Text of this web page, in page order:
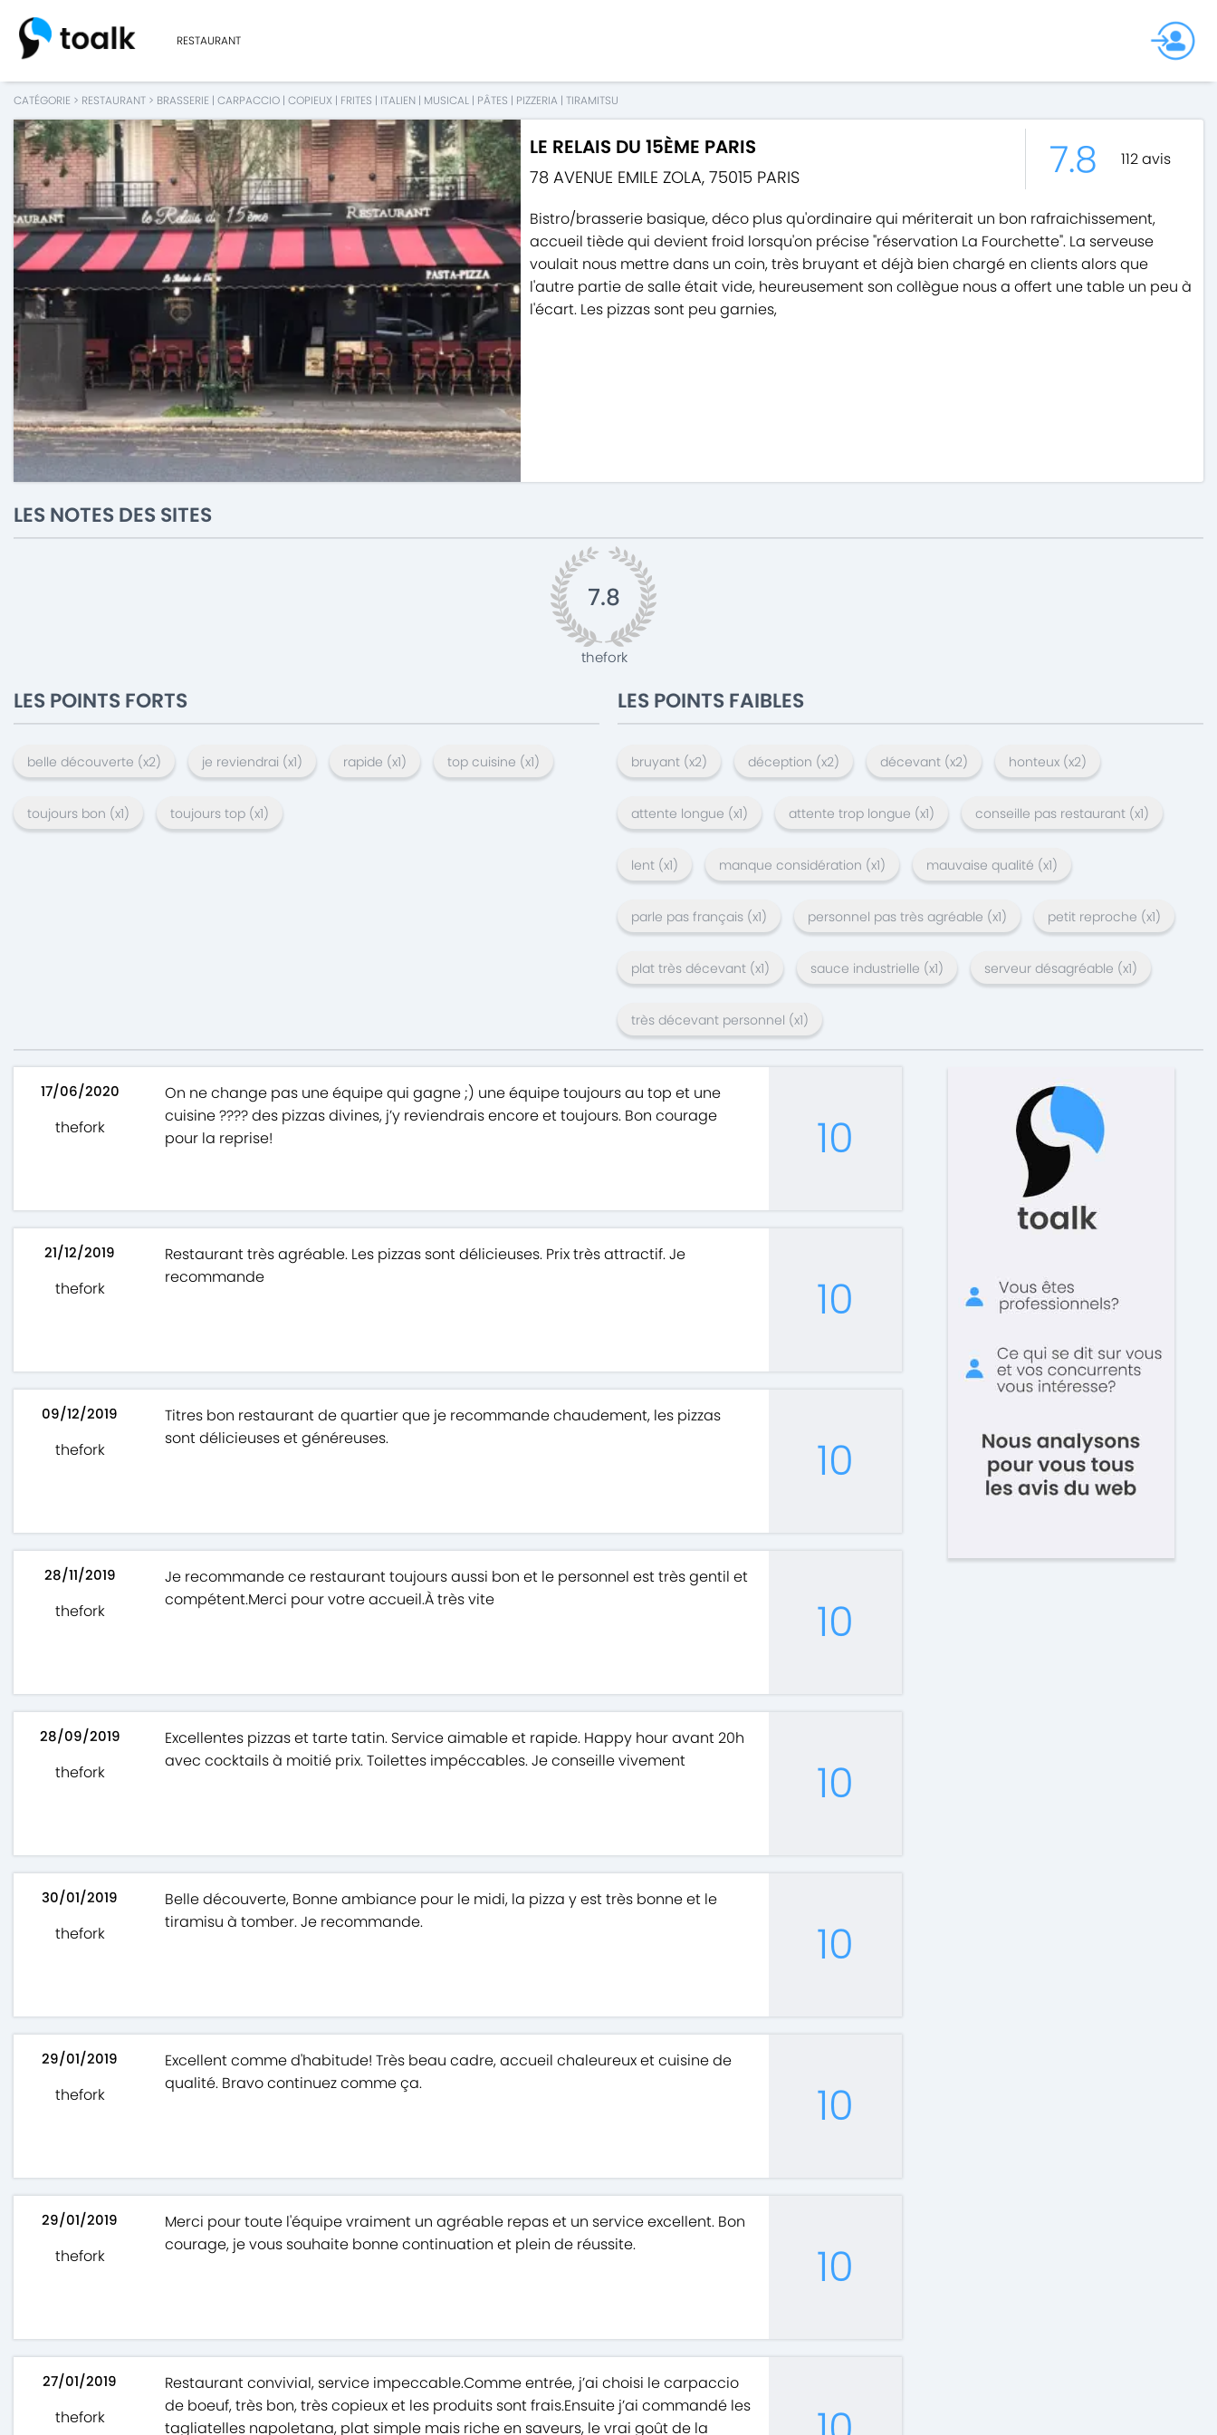
RESTAURANT
CATÉGORIE > RESTAURANT > BRASSERIE | CARPACCIO | COPIEUX | FRITES | ITALIEN | MUSICAL | PÂTES | PIZZERIA | TIRAMITSU
LE RELAIS DU 15ÈME PARIS
78 AVENUE EMILE ZOLA, 75015 PARIS 7.8 112avis
Bistro/brasserie basique, déco plus qu'ordinaire qui mériterait un bon rafraichissement,
accueil tiède qui devient froid lorsqu'on précise "réservation La Fourchette". La serveuse
voulait nous mettre dans un coin, très bruyant et déjà bien chargé en clients alors que
l'autre partie de salle était vide, heureusement son collègue nous a offert une table un peu à
l'écart. Les pizzas sont peu garnies,
LES NOTES DES SITES
7.8
thefork
LES POINTS FORTS
belle découverte (x2) je reviendrai (x1) rapide (x1) top cuisine (x1)
toujours bon (x1) toujours top (x1)
LES POINTS FAIBLES
bruyant (x2) déception (x2) décevant (x2) honteux (x2)
attente longue (x1) attente trop longue (x1) conseille pas restaurant (x1)
lent (x1) manque considération (x1) mauvaise qualité (x1)
parle pas français (x1) personnel pas très agréable (x1) petit reproche (x1)
plat très décevant (x1) sauce industrielle (x1) serveur désagréable (x1)
très décevant personnel (x1)
17/06/2020
thefork
On ne change pas une équipe qui gagne ;) une équipe toujours au top et une
cuisine ???? des pizzas divines, j’y reviendrais encore et toujours. Bon courage
pour la reprise!
10
21/12/2019
thefork
Restaurant très agréable. Les pizzas sont délicieuses. Prix très attractif. Je
recommande
10
09/12/2019
thefork
Titres bon restaurant de quartier que je recommande chaudement, les pizzas
sont délicieuses et généreuses.
10
28/11/2019
thefork
Je recommande ce restaurant toujours aussi bon et le personnel est très gentil et
compétent.Merci pour votre accueil.À très vite
10
28/09/2019
thefork
Excellentes pizzas et tarte tatin. Service aimable et rapide. Happy hour avant 20h
avec cocktails à moitié prix. Toilettes impéccables. Je conseille vivement
10
30/01/2019
thefork
Belle découverte, Bonne ambiance pour le midi, la pizza y est très bonne et le
tiramisu à tomber. Je recommande.
10
29/01/2019
thefork
Excellent comme d'habitude! Très beau cadre, accueil chaleureux et cuisine de
qualité. Bravo continuez comme ça.
10
29/01/2019
thefork
Merci pour toute l'équipe vraiment un agréable repas et un service excellent. Bon
courage, je vous souhaite bonne continuation et plein de réussite.
10
27/01/2019
thefork
Restaurant convivial, service impeccable.Comme entrée, j’ai choisi le carpaccio
de boeuf, très bon, très copieux et les produits sont frais.Ensuite j’ai commandé les
tagliatelles napoletana, plat simple mais riche en saveurs, le vrai goût de la